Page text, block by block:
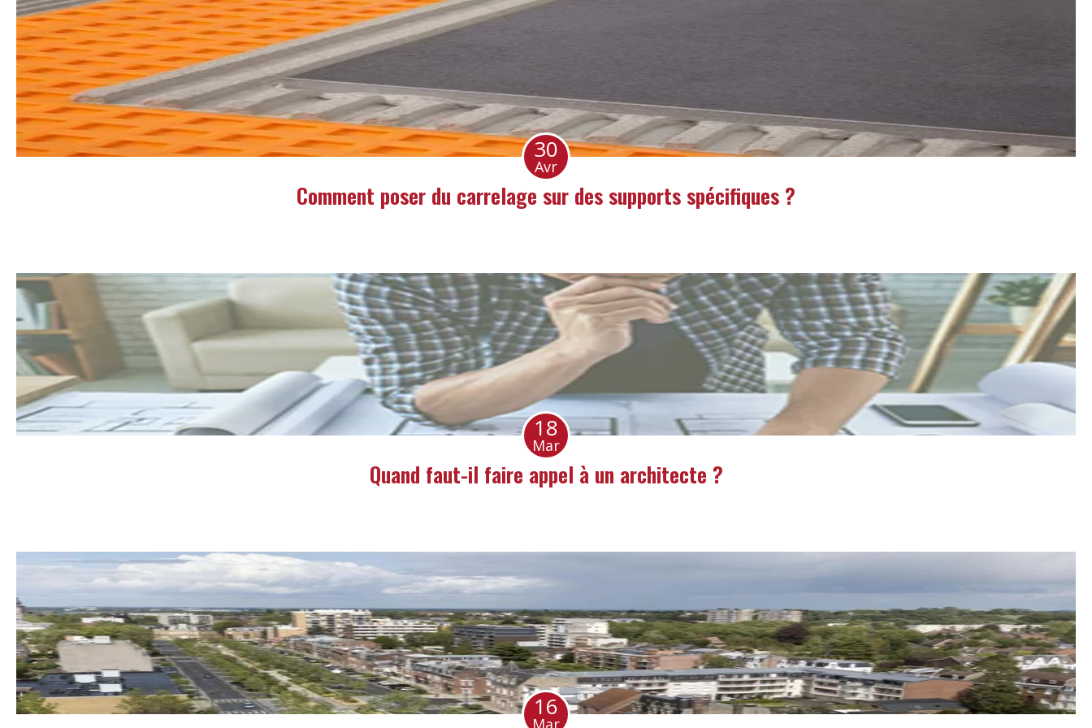
30
Avr
Comment poser du carrelage sur des supports spécifiques ?
18
Mar
Quand faut-il faire appel à un architecte ?
16
Mar